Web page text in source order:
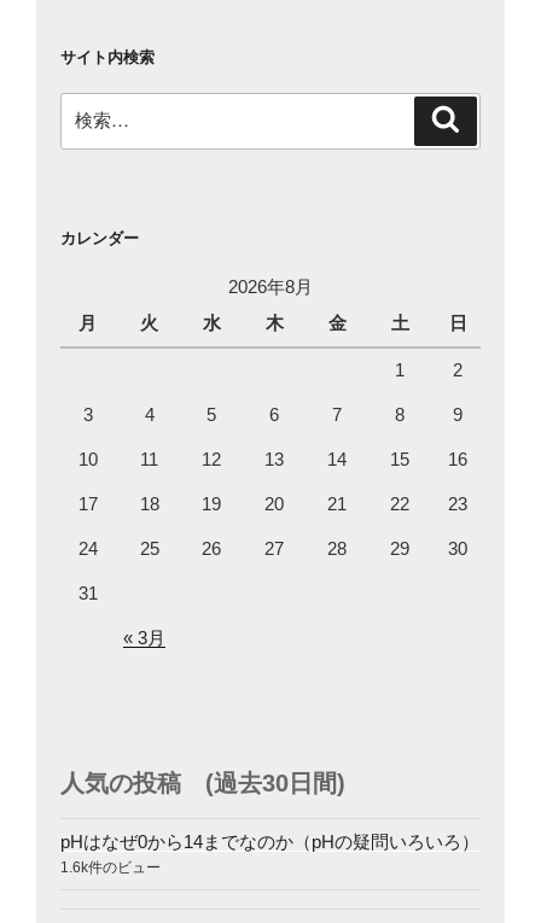
サイト内検索
索:
カレンダー
2026年8月
月
火 水 木 金 土 日
1 2
3 4 5 6 7 8 9
10 11 12 13 14 15 16
17 18 19 20 21 22 23
24 25 26 27 28 29 30
31
« 3月
人気の投稿 (過去30日間)
pHはなぜ0から14までなのか（pHの疑問いろいろ）
1.6k件のビュー